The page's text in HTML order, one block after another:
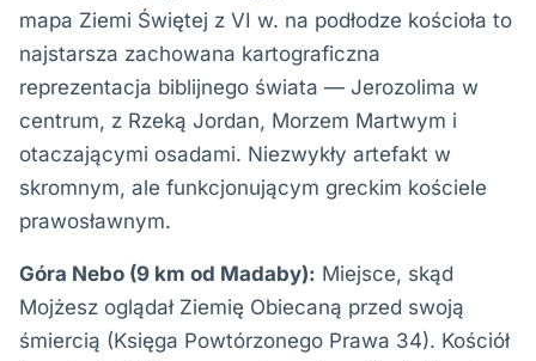
mapa Ziemi Świętej z VI w. na podłodze kościoła to
najstarsza zachowana kartograficzna
reprezentacja biblijnego świata — Jerozolima w
centrum, z Rzeką Jordan, Morzem Martwym i
otaczającymi osadami. Niezwykły artefakt w
skromnym, ale funkcjonującym greckim kościele
prawosławnym.
Góra Nebo (9 km od Madaby): Miejsce, skąd
Mojżesz oglądał Ziemię Obiecaną przed swoją
śmiercią (Księga Powtórzonego Prawa 34). Kościół